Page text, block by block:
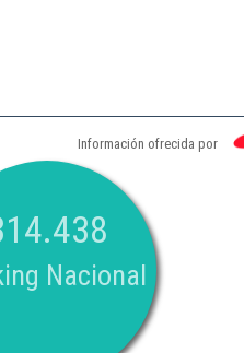
Información ofrecida por
Nacional